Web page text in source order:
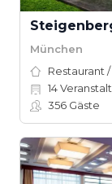
München
Restaurant
14
356 Gäste